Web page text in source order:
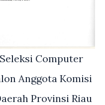
Computer
Anggota Komisi
Provinsi Riau